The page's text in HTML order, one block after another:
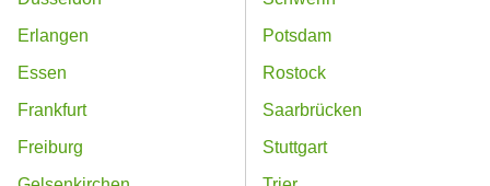
Erlangen
Essen
Frankfurt
Freiburg
Potsdam
Rostock
Saarbrücken
Stuttgart